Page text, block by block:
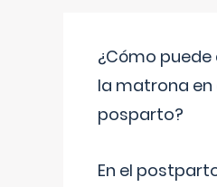
¿Cómo
la matrona en
posparto?
En el